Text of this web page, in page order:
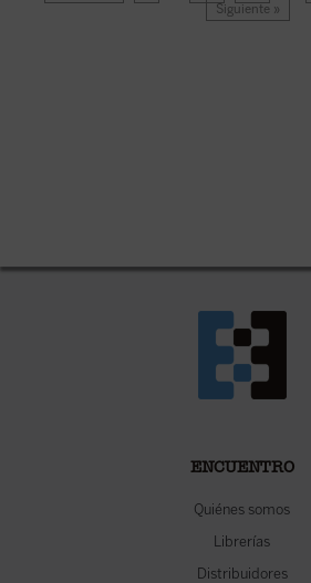
Siguiente »
ENCUENTRO
Quiénes somos
Librerías
Distribuidores